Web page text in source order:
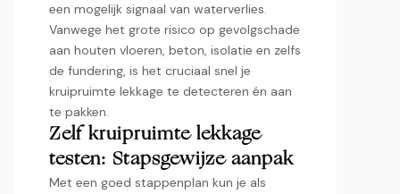
een mogelijk signaal van waterverlies.​
Vanwege het grote risico op gevolgschade
aan houten vloeren, beton, isolatie en zelfs
de fundering, is het cruciaal snel je
kruipruimte lekkage te detecteren én aan
te pakken.​
Zelf kruipruimte lekkage
testen: Stapsgewijze aanpak
Met een goed stappenplan kun je als